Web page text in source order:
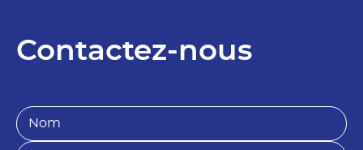
Contactez-nous
N
o
m
P